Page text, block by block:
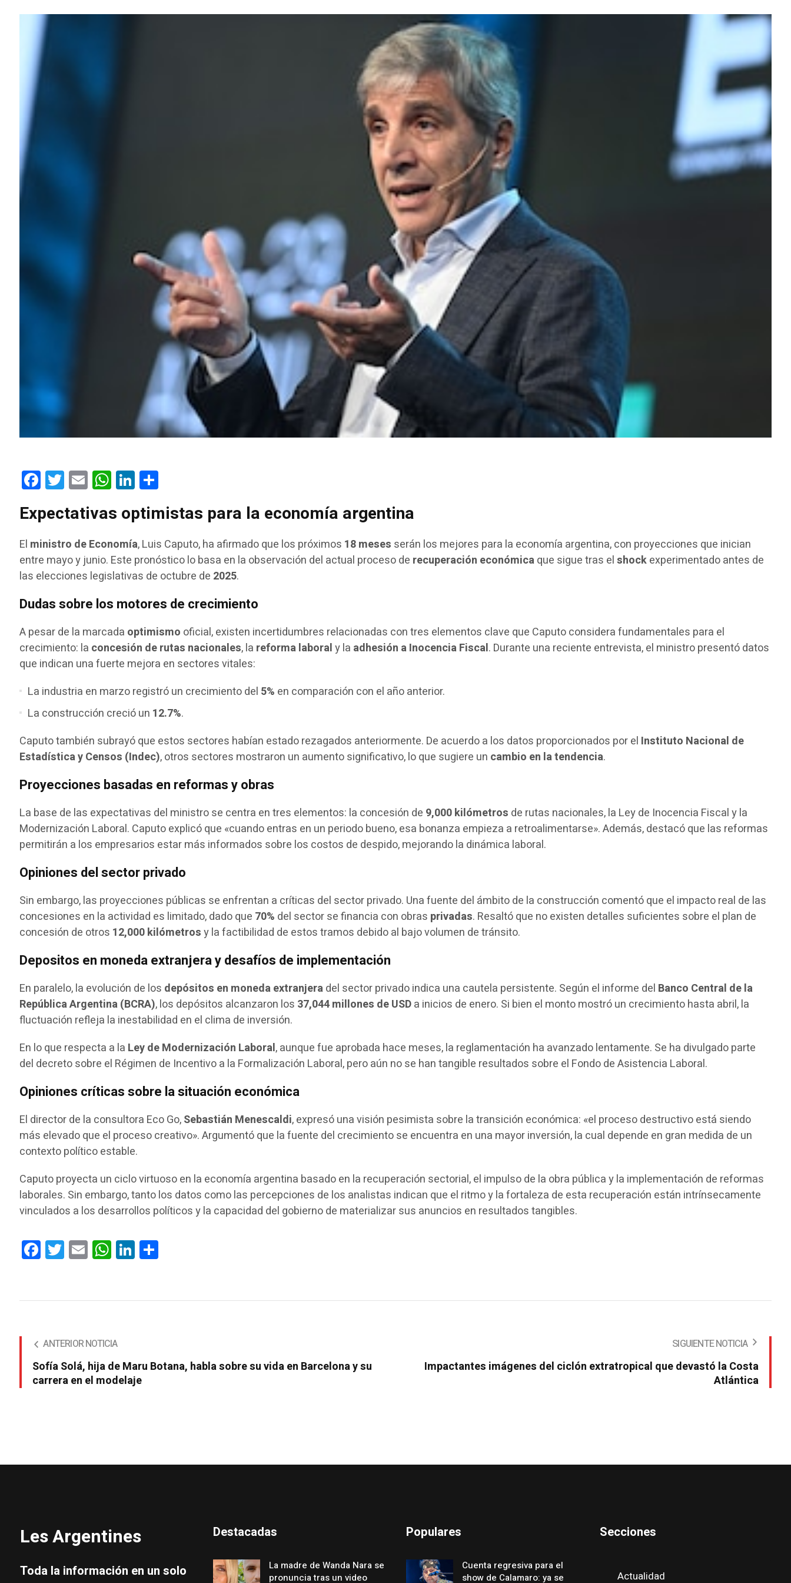
FacebookTwitterEmail WhatsAppLinkedIn
Expectativas optimistas para la economía argentina
El ministro de Economía, Luis Caputo, ha afirmado que los próximos 18 meses serán los mejores para la economía argentina, con proyecciones que inician
entre mayo y junio. Este pronóstico lo basa en la observación del actual proceso de recuperación económicaque sigue tras elshockexperimentado antes de
las elecciones legislativas de octubre de 2025.
Dudas sobre los motores de crecimiento
A pesar de la marcada optimismo oficial, existen incertidumbres relacionadas con tres elementos clave que Caputo considera fundamentales para el
crecimiento: la concesión de rutas nacionales, la reforma laboraly la adhesión a Inocencia Fiscal. Durante una reciente entrevista, el ministro presentó datos
que indican una fuerte mejora en sectores vitales:
La industria en marzo registró un crecimiento del 5% en comparación con el año anterior.
La construcción creció un 12.7%.
Caputo también subrayó que estos sectores habían estado rezagados anteriormente. De acuerdo a los datos proporcionados por el Instituto Nacional de
Estadística y Censos (Indec), otros sectores mostraron un aumento significativo, lo que sugiere un cambio en la tendencia.
Proyecciones basadas en reformas y obras
La base de las expectativas del ministro se centra en tres elementos: la concesión de 9,000 kilómetros de rutas nacionales, la Ley de Inocencia Fiscal y la
Modernización Laboral. Caputo explicó que «cuando entras en un periodo bueno, esa bonanza empieza a retroalimentarse». Además, destacó que las reformas
permitirán a los empresarios estar más informados sobre los costos de despido, mejorando la dinámica laboral.
Opiniones del sector privado
Sin embargo, las proyecciones públicas se enfrentan a críticas del sector privado. Una fuente del ámbito de la construcción comentó que el impacto real de las
concesiones en la actividad es limitado, dado que 70% del sector se financia con obras privadas. Resaltó que no existen detalles suficientes sobre el plan de
concesión de otros 12,000 kilómetrosy la factibilidad de estos tramos debido al bajo volumen de tránsito.
Depositos en moneda extranjera y desafíos de implementación
En paralelo, la evolución de los depósitos en moneda extranjeradel sector privado indica una cautela persistente. Según el informe del Banco Central de la
República Argentina (BCRA), los depósitos alcanzaron los 37,044 millones de USDa inicios de enero. Si bien el monto mostró un crecimiento hasta abril, la
fluctuación refleja la inestabilidad en el clima de inversión.
En lo que respecta a la Ley de Modernización Laboral, aunque fue aprobada hace meses, la reglamentación ha avanzado lentamente. Se ha divulgado parte
del decreto sobre el Régimen de Incentivo a la Formalización Laboral, pero aún no se han tangible resultados sobre el Fondo de Asistencia Laboral.
Opiniones críticas sobre la situación económica
El director de la consultora Eco Go,Sebastián Menescaldi, expresó una visión pesimista sobre la transición económica: «el proceso destructivo está siendo
más elevado que el proceso creativo». Argumentó que la fuente del crecimiento se encuentra en una mayor inversión, la cual depende en gran medida de un
contexto político estable.
Caputo proyecta un ciclo virtuoso en la economía argentina basado en la recuperación sectorial, el impulso de la obra pública y la implementación de reformas
laborales. Sin embargo, tanto los datos como las percepciones de los analistas indican que el ritmo y la fortaleza de esta recuperación están intrínsecamente
vinculados a los desarrollos políticos y la capacidad del gobierno de materializar sus anuncios en resultados tangibles.
FacebookTwitterEmail WhatsAppLinkedIn
ANTERIOR NOTICIA
Sofía Solá, hija de Maru Botana, habla sobre su vida en Barcelona y su
carrera en el modelaje
SIGUIENTE NOTICIA
Impactantes imágenes del ciclón extratropical que devastó la Costa
Atlántica
Les Argentines
Toda la información en un solo
Destacadas
La madre de Wanda Nara se
pronuncia tras un video
Populares
Cuenta regresiva para el
show de Calamaro: ya se
Secciones
Actualidad